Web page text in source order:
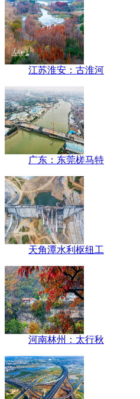
江苏淮安：古淮河
广东：东莞槎马特
天角潭水利枢纽工
河南林州：太行秋